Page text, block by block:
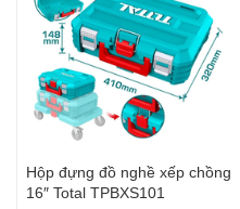
Hộp đựng đồ nghề xếp chồng
16″ Total TPBXS101